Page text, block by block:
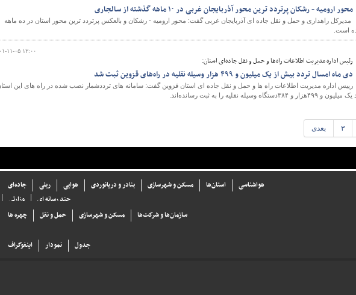
محور ارومیه - رشکان پرتردد ترین محور آذربایجان غربی در ۱۰ ماهه گذشته از سالجاری
مدیرکل راهداری و حمل و نقل جاده ای آذربایجان غربی گفت: محور ارومیه - رشکان و بالعکس پرتردد ترین محور استان در ده ماهه
است.
۱۴۰۱-۱۱-۰۵
رئیس اداره مدیریت اطلاعات راه‌ها و حمل و نقل جاده‌ای استان:
دی ماه امسال تردد بیش از یک میلیون و ۴۹۹ هزار وسیله نقلیه در راه‌های قزوین ثبت شد
رییس اداره مدیریت اطلاعات راه ها و حمل و نقل جاده ای استان قزوین گفت: سامانه های ترددشمار نصب شده در راه های این
نقلیه را به ثبت رسانده‌اند.
۳ بعدی
جاده‌ای ریلی هوایی بنادر و دریانوردی مسکن و شهرسازی استان‌ها
هواشناسی
وزارتی
چند رسانه ای
چهره ها حمل و نقل مسکن و شهرسازی سازما‌ن‌ها و شركت‌ها
اینفوگراف نمودار جدول